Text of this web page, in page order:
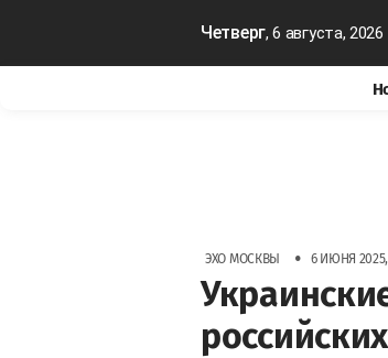
Четверг, 6 августа, 2026
ЭХО МОСКВЫ • 6 ИЮНЯ 2025,